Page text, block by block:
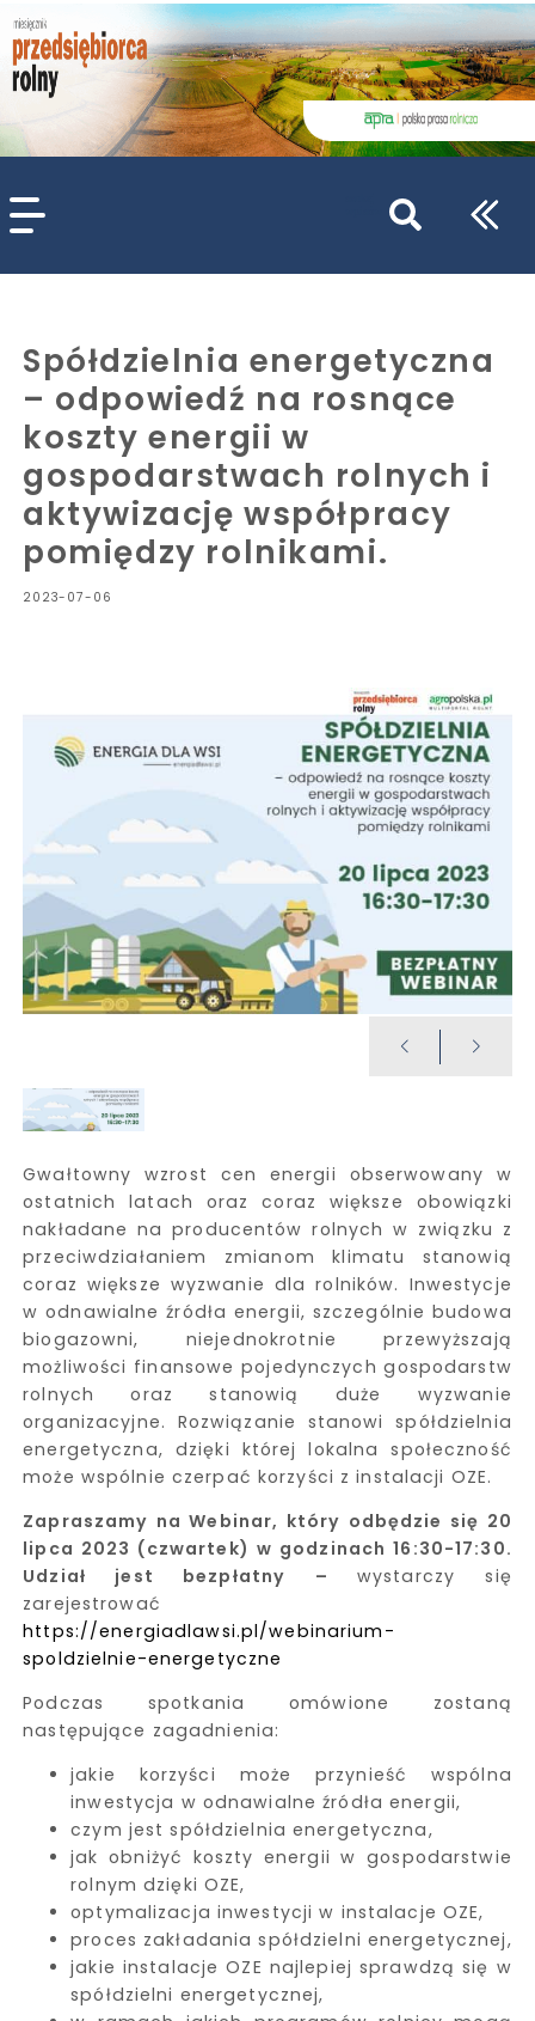
Spółdzielnia energetyczna
– odpowiedź na rosnące
koszty energii w
gospodarstwach rolnych i
aktywizację współpracy
pomiędzy rolnikami.
2023-07-06
Gwałtowny wzrost cen energii obserwowany w
ostatnich latach oraz coraz większe obowiązki
nakładane na producentów rolnych w związku z
przeciwdziałaniem zmianom klimatu stanowią
coraz większe wyzwanie dla rolników. Inwestycje
w odnawialne źródła energii, szczególnie budowa
biogazowni, niejednokrotnie przewyższają
możliwości finansowe pojedynczych gospodarstw
rolnych oraz stanowią duże wyzwanie
organizacyjne. Rozwiązanie stanowi spółdzielnia
energetyczna, dzięki której lokalna społeczność
może wspólnie czerpać korzyści z instalacji OZE.
Zapraszamy na Webinar, który odbędzie się 20
lipca 2023 (czwartek) w godzinach 16:30-17:30.
Udział jest bezpłatny – wystarczy się
zarejestrować
https://energiadlawsi.pl/webinarium-
spoldzielnie-energetyczne
Podczas spotkania omówione zostaną
następujące zagadnienia:
jakie korzyści może przynieść wspólna
inwestycja w odnawialne źródła energii,
czym jest spółdzielnia energetyczna,
jak obniżyć koszty energii w gospodarstwie
rolnym dzięki OZE,
optymalizacja inwestycji w instalacje OZE,
proces zakładania spółdzielni energetycznej,
jakie instalacje OZE najlepiej sprawdzą się w
spółdzielni energetycznej,